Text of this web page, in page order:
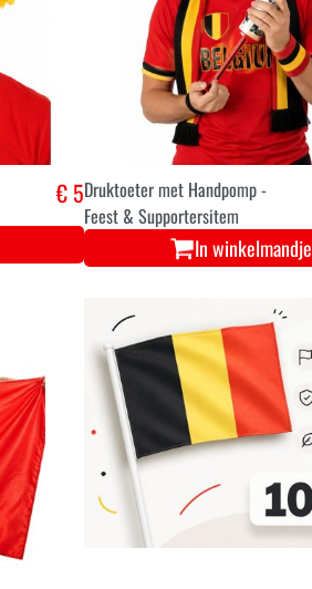
€ 5Druktoeter met Handpomp -
Feest & Supportersitem
In winkelmandje